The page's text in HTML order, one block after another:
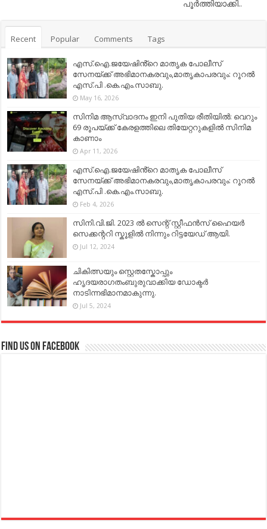
പൂർത്തിയാക്കി..
Recent Popular Comments Tags
എസ്.ഐ.ജയേഷിൻ്റെ മാതൃക പോലീസ്
സേനയ്ക്ക് അഭിമാനകരവും,മാതൃകാപരവും: റൂറൽ
എസ്.പി .കെ.എം.സാബു.
May 16, 2026
സിനിമ ആസ്വാദനം ഇനി പുതിയ രീതിയിൽ: വെറും
69 രൂപയ്ക്ക് കേരളത്തിലെ തിയേറ്ററുകളിൽ സിനിമ
കാണാം
Apr 11, 2026
എസ്.ഐ.ജയേഷിൻ്റെ മാതൃക പോലീസ്
സേനയ്ക്ക് അഭിമാനകരവും,മാതൃകാപരവും: റൂറൽ
എസ്.പി .കെ.എം.സാബു.
Feb 4, 2026
സിനി.വി.ജി. 2023 ൽ സെന്റ് സ്റ്റീഫൻസ് ഹൈയർ
സെക്കന്ററി സ്കൂളിൽ നിന്നും റിട്ടയേഡ് ആയി.
Jul 12, 2024
ചികിത്സയും സ്റ്റെതസ്കോപ്പും
ഹൃദയരാഗതംബുരുവാക്കിയ ഡോക്ടർ
നാടിന്നഭിമാനമാകുന്നു.
Jul 5, 2024
Find us on Facebook